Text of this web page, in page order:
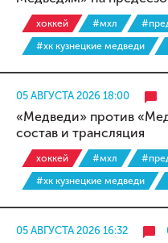
хоккей #мхл
#хк кузнецкие медведи
05 АВГУСТА 2026 18:00
«Медведи» против
состав и трансляция
хоккей #мхл
#хк кузнецкие медведи
05 АВГУСТА 2026 16:32